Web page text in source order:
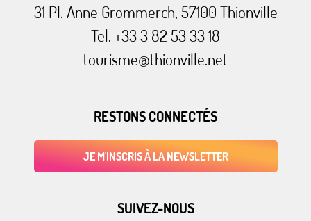
31 Pl. Anne Grommerch, 57100 Thionville
Tel. +33 3 82 53 33 18
tourisme@thionville.net
RESTONS CONNECTÉS
JE M'INSCRIS À LA NEWSLETTER
SUIVEZ-NOUS